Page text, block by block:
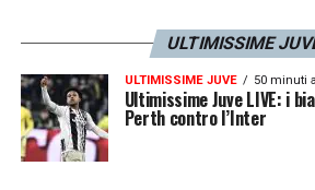
ULTIMISSIME
ULTIMISSIME JUVE 50 minuti
Ultimissime Juve LIVE: i
Perth contro l’Inter